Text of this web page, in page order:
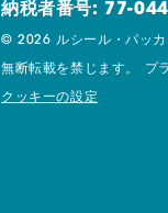
納税者番号: 77-
© 2026 ルシール・パッカ
無断転載を禁じます。 プ
クッキーの設定